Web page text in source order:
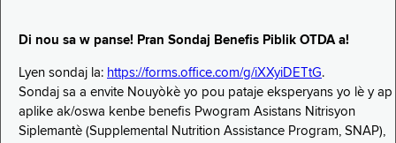
Di nou sa w panse! Pran Sondaj Benefis Piblik OTDA a!
Lyen sondaj la: https://forms.office.com/g/iXXyiDETtG.
Sondaj sa a envite Nouyòkè yo pou pataje eksperyans yo lè y ap
aplike ak/oswa kenbe benefis Pwogram Asistans Nitrisyon
Siplemantè (Supplemental Nutrition Assistance Program, SNAP),